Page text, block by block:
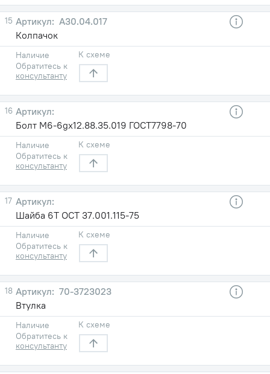
15
А30.04.017
Колпачок
Наличие
Обратитесь к
консультанту
К схеме
16
Болт М6-6gх12.88.35.019 ГОСТ7798-70
Наличие
Обратитесь к
консультанту
К схеме
17
Шайба 6Т ОСТ 37.001.115-75
Наличие
Обратитесь к
консультанту
К схеме
18
70-3723023
Втулка
Наличие
Обратитесь к
консультанту
К схеме